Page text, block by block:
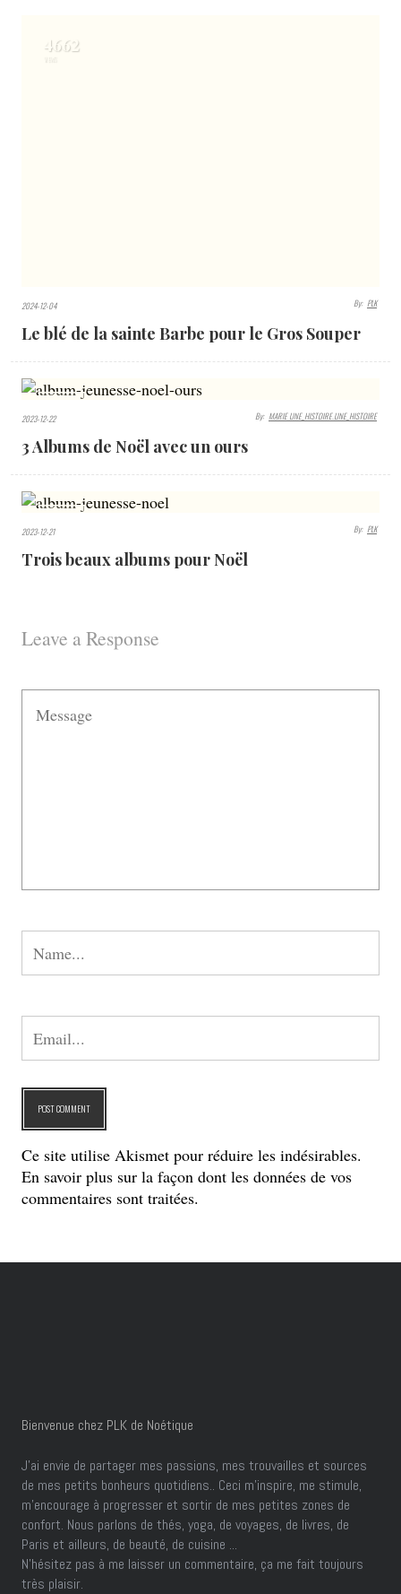
4662
VIEWS
2024-12-04 By: PLK
Le blé de la sainte Barbe pour le Gros Souper
VIEWS
2023-12-22 By: MARIE UNE_HISTOIRE.UNE_HISTOIRE
3 Albums de Noël avec un ours
VIEWS
2023-12-21 By: PLK
Trois beaux albums pour Noël
Leave a Response
Ce site utilise Akismet pour réduire les indésirables.
En savoir plus sur la façon dont les données de vos
commentaires sont traitées.
Bienvenue chez PLK de Noétique
J’ai envie de partager mes passions, mes trouvailles et sources
de mes petits bonheurs quotidiens.. Ceci m'inspire, me stimule,
m'encourage à progresser et sortir de mes petites zones de
confort. Nous parlons de thés, yoga, de voyages, de livres, de
Paris et ailleurs, de beauté, de cuisine ...
N'hésitez pas à me laisser un commentaire, ça me fait toujours
très plaisir.